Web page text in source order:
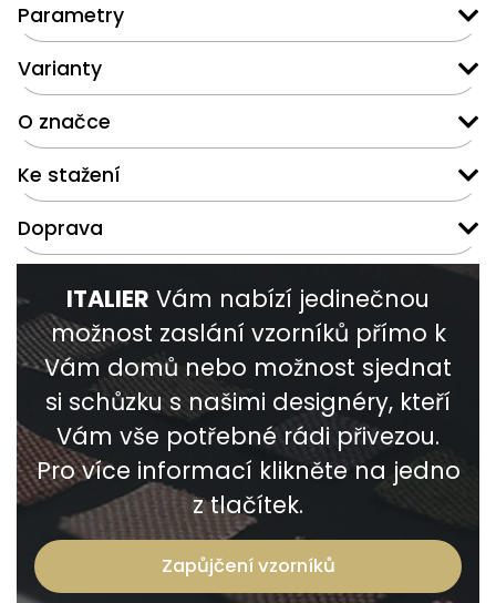
Parametry
Varianty
O značce
Ke stažení
Doprava
ITALIER Vám nabízí jedinečnou
možnost zaslání vzorníků přímo k
Vám domů nebo možnost sjednat
si schůzku s našimi designéry, kteří
Vám vše potřebné rádi přivezou.
Pro více informací klikněte na jedno
z tlačítek.
Zapůjčení vzorníků